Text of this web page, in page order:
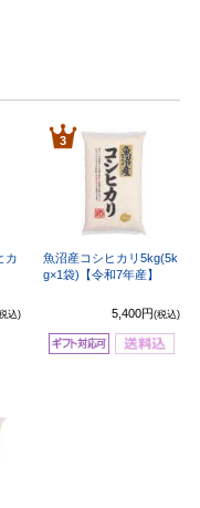
カ
込)
3
魚沼産コシヒカリ5kg(5k
g×1袋)【令和7年産】
5,400円(税込)